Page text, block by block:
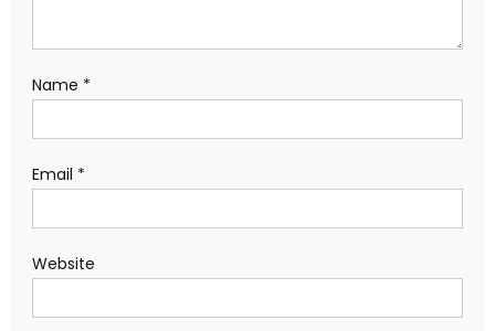
Name *
Email *
Website